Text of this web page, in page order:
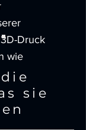
Druck
wie
und
die
sie